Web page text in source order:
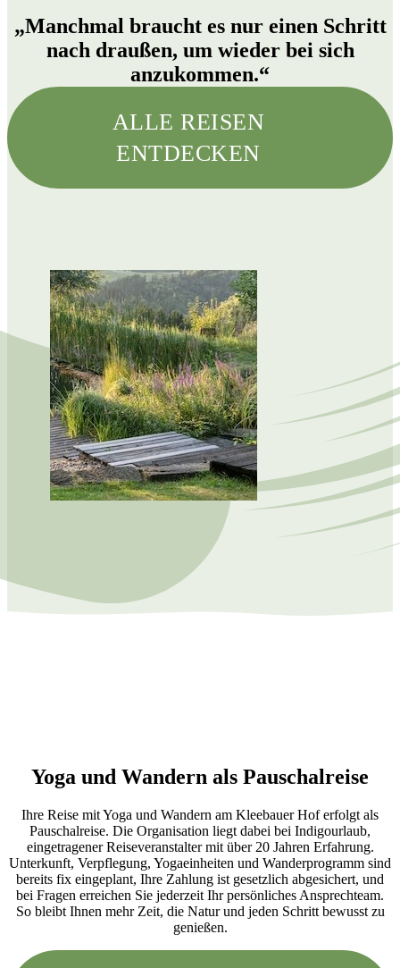
„Manchmal braucht es nur einen Schritt
nach draußen, um wieder bei sich
anzukommen.“
ALLE REISEN
ENTDECKEN
Yoga und Wandern als Pauschalreise
Ihre Reise mit Yoga und Wandern am Kleebauer Hof erfolgt als
Pauschalreise. Die Organisation liegt dabei bei Indigourlaub,
eingetragener Reiseveranstalter mit über 20 Jahren Erfahrung.
Unterkunft, Verpflegung, Yogaeinheiten und Wanderprogramm sind
bereits fix eingeplant, Ihre Zahlung ist gesetzlich abgesichert, und
bei Fragen erreichen Sie jederzeit Ihr persönliches Ansprechteam.
So bleibt Ihnen mehr Zeit, die Natur und jeden Schritt bewusst zu
genießen.